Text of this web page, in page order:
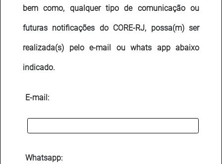
bem como, qualquer tipo de comunicação ou
futuras notificações do CORE-RJ, possa(m) ser
realizada(s) pelo e-mail ou whats app abaixo
indicado.
E-mail:
Whatsapp: